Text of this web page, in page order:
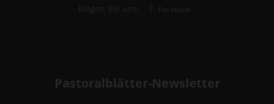
Folgen Sie uns: Facebook
Pastoralblätter-Newsletter